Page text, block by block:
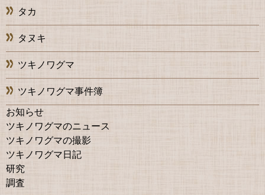
タカ
タヌキ
ツキノワグマ
ツキノワグマ事件簿
お知らせ
ツキノワグマのニュース
ツキノワグマの撮影
ツキノワグマ日記
研究
調査